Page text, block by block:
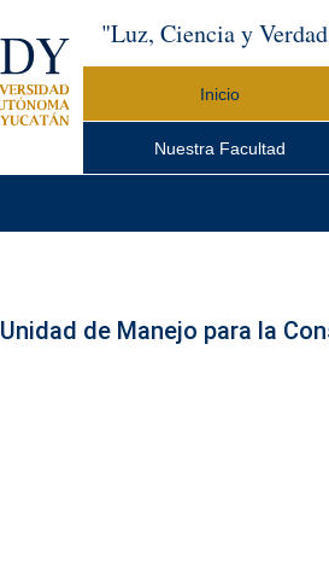
"Luz, Ciencia y
Inicio
Nuestra Facultad
Unidad de Manejo para la